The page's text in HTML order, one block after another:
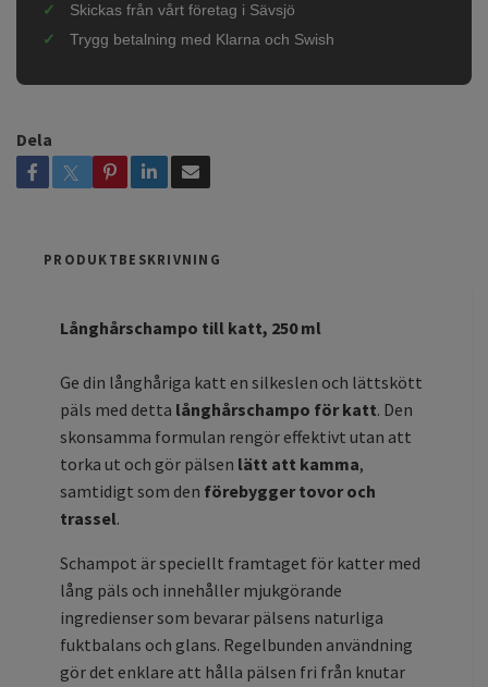
Skickas från vårt företag i Sävsjö
Trygg betalning med Klarna och Swish
Dela
PRODUKTBESKRIVNING
Långhårschampo till katt, 250 ml
Ge din långhåriga katt en silkeslen och lättskött
päls med detta långhårschampo för katt. Den
skonsamma formulan rengör effektivt utan att
torka ut och gör pälsen lätt att kamma,
samtidigt som den förebygger tovor och
trassel.
Schampot är speciellt framtaget för katter med
lång päls och innehåller mjukgörande
ingredienser som bevarar pälsens naturliga
fuktbalans och glans. Regelbunden användning
gör det enklare att hålla pälsen fri från knutar